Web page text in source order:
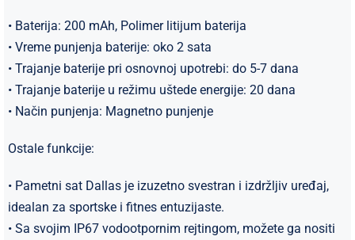
• Baterija: 200 mAh, Polimer litijum baterija
• Vreme punjenja baterije: oko 2 sata
• Trajanje baterije pri osnovnoj upotrebi: do 5-7 dana
• Trajanje baterije u režimu uštede energije: 20 dana
• Način punjenja: Magnetno punjenje
Ostale funkcije:
• Pametni sat Dallas je izuzetno svestran i izdržljiv uređaj,
idealan za sportske i fitnes entuzijaste.
• Sa svojim IP67 vodootpornim rejtingom, možete ga nositi